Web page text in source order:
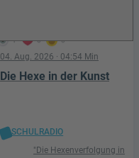
1 0 0
04. Aug. 2026 · 04:54 Min
Die Hexe in der Kunst
SCHULRADIO
"Die Hexenverfolgung in